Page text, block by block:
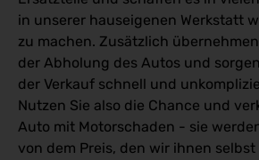
in unserer hauseigenen Werkstatt
zu machen. Zusätzlich
der Abholung des Autos und
der Verkauf schnell und
Nutzen Sie also die Chance und
Auto mit Motorschaden - sie
von dem Preis, den wir ihnen